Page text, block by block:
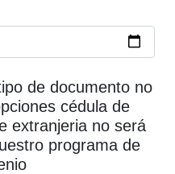
de documento no
cédula de
extranjeria no será
programa de